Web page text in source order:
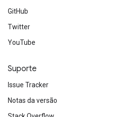
GitHub
Twitter
YouTube
Suporte
Issue Tracker
Notas da versão